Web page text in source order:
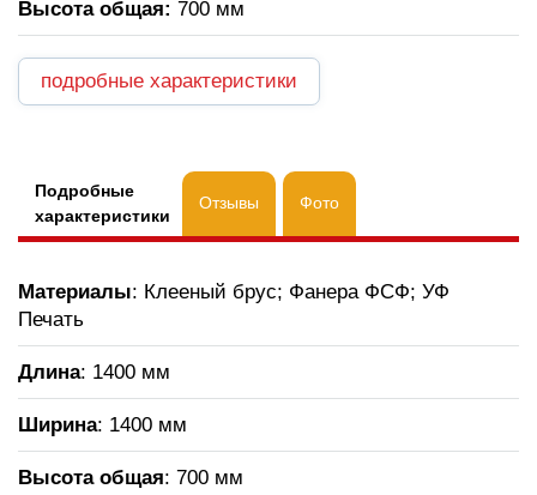
Высота общая: 700 мм
подробные характеристики
Подробные
характеристики
Отзывы Фото
Материалы: Клееный брус; Фанера ФСФ; УФ
Печать
Длина: 1400 мм
Ширина: 1400 мм
Высота общая: 700 мм